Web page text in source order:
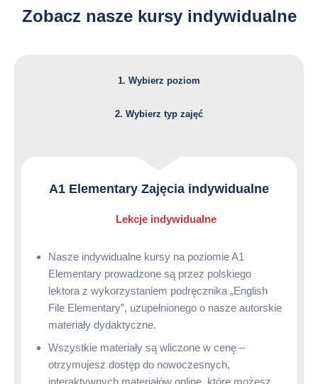
Zobacz nasze kursy indywidualne
1. Wybierz poziom
2. Wybierz typ zajęć
A1 Elementary Zajęcia indywidualne
Lekcje indywidualne
Nasze indywidualne kursy na poziomie A1
Elementary prowadzone są przez polskiego
lektora z wykorzystaniem podręcznika „English
File Elementary”, uzupełnionego o nasze autorskie
materiały dydaktyczne.
Wszystkie materiały są wliczone w cenę –
otrzymujesz dostęp do nowoczesnych,
interaktywnych materiałów online, które możesz